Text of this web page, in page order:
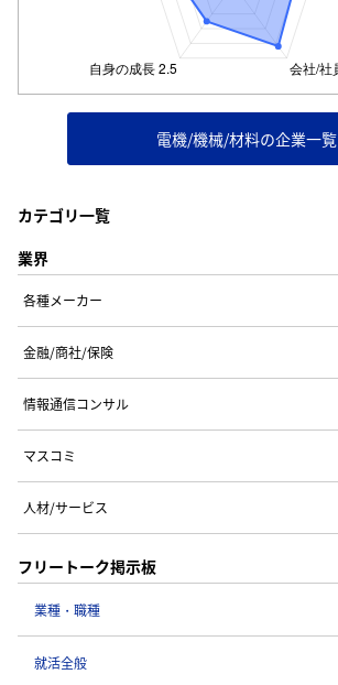
電機/機械/材料の企業一覧
カテゴリ一覧
業界
各種メーカー
金融/商社/保険
情報通信コンサル
マスコミ
人材/サービス
フリートーク掲示板
業種・職種
就活全般